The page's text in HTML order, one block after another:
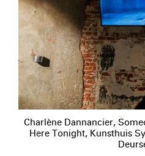
Charlène Dannancier,
Here Tonight, Kunsthuis